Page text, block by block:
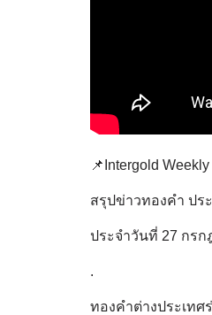
📌Intergold
สรุปข่าวทองคำ ปร
ประจำวันที่ 27 กรก
.
ทองคำต่างประเทศ